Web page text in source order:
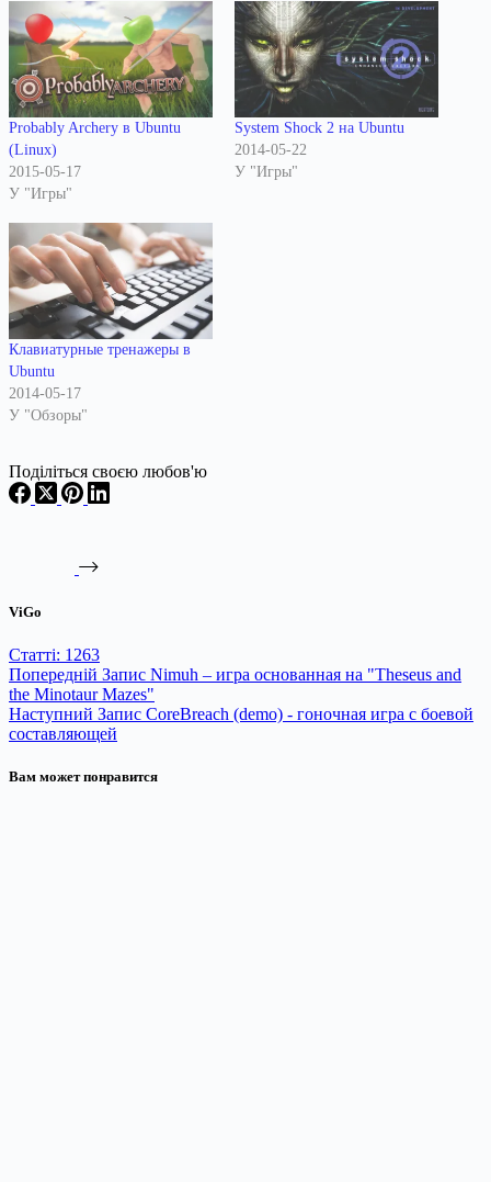
Probably Archery в Ubuntu
(Linux)
2015-05-17
У "Игры"
System Shock 2 на Ubuntu
2014-05-22
У "Игры"
Клавиатурные тренажеры в
Ubuntu
2014-05-17
У "Обзоры"
Поділіться своєю любов'ю
ViGo
Статті: 1263
Попередній Запис Nimuh – игра основанная на "Theseus and
the Minotaur Mazes"
Наступний Запис CoreBreach (demo) - гоночная игра с боевой
составляющей
Вам может понравится